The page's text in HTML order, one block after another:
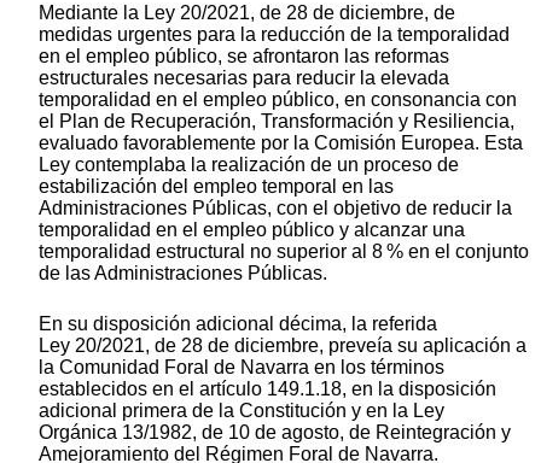
Mediante la Ley 20/2021, de 28 de diciembre, de
medidas urgentes para la reducción de la temporalidad
en el empleo público, se afrontaron las reformas
estructurales necesarias para reducir la elevada
temporalidad en el empleo público, en consonancia con
el Plan de Recuperación, Transformación y Resiliencia,
evaluado favorablemente por la Comisión Europea. Esta
Ley contemplaba la realización de un proceso de
estabilización del empleo temporal en las
Administraciones Públicas, con el objetivo de reducir la
temporalidad en el empleo público y alcanzar una
temporalidad estructural no superior al 8 % en el conjunto
de las Administraciones Públicas.
En su disposición adicional décima, la referida
Ley 20/2021, de 28 de diciembre, preveía su aplicación a
la Comunidad Foral de Navarra en los términos
establecidos en el artículo 149.1.18, en la disposición
adicional primera de la Constitución y en la Ley
Orgánica 13/1982, de 10 de agosto, de Reintegración y
Amejoramiento del Régimen Foral de Navarra.